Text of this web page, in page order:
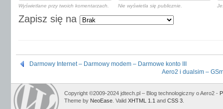
Wyświetlane przy twoich komentarzach. Nie wyświetla się publicznie.
Zapisz się na
Darmowy Internet – Darmowy modem – Darmowe konto III
Aero2 i dualsim –
Copyright ©2009-2024 jdtech.pl – Blog technologiczny o Aero2 -
Theme by NeoEase . Valid XHTML 1.1 and CSS 3